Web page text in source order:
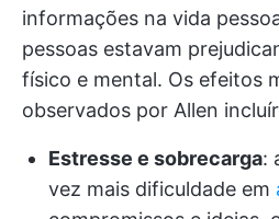
informações na vida
pessoas estavam
físico e mental. Os efeitos
observados por Allen
Estresse e sobrecarga:
vez mais dificuldade em